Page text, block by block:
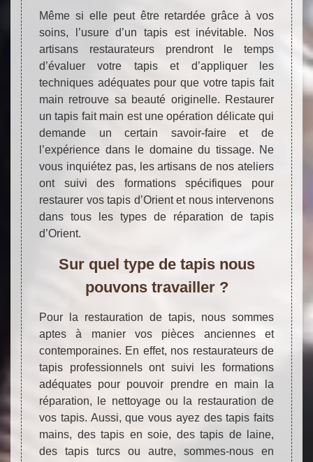
Même si elle peut être retardée grâce à vos
soins, l’usure d’un tapis est inévitable. Nos
artisans restaurateurs prendront le temps
d’évaluer votre tapis et d’appliquer les
techniques adéquates pour que votre tapis fait
main retrouve sa beauté originelle. Restaurer
un tapis fait main est une opération délicate qui
demande un certain savoir-faire et de
l’expérience dans le domaine du tissage. Ne
vous inquiétez pas, les artisans de nos ateliers
ont suivi des formations spécifiques pour
restaurer vos tapis d’Orient et nous intervenons
dans tous les types de réparation de tapis
d’Orient.
Sur quel type de tapis nous
pouvons travailler ?
Pour la restauration de tapis, nous sommes
aptes à manier vos pièces anciennes et
contemporaines. En effet, nos restaurateurs de
tapis professionnels ont suivi les formations
adéquates pour pouvoir prendre en main la
réparation, le nettoyage ou la restauration de
vos tapis. Aussi, que vous ayez des tapis faits
mains, des tapis en soie, des tapis de laine,
des tapis turcs ou autre, sommes-nous en